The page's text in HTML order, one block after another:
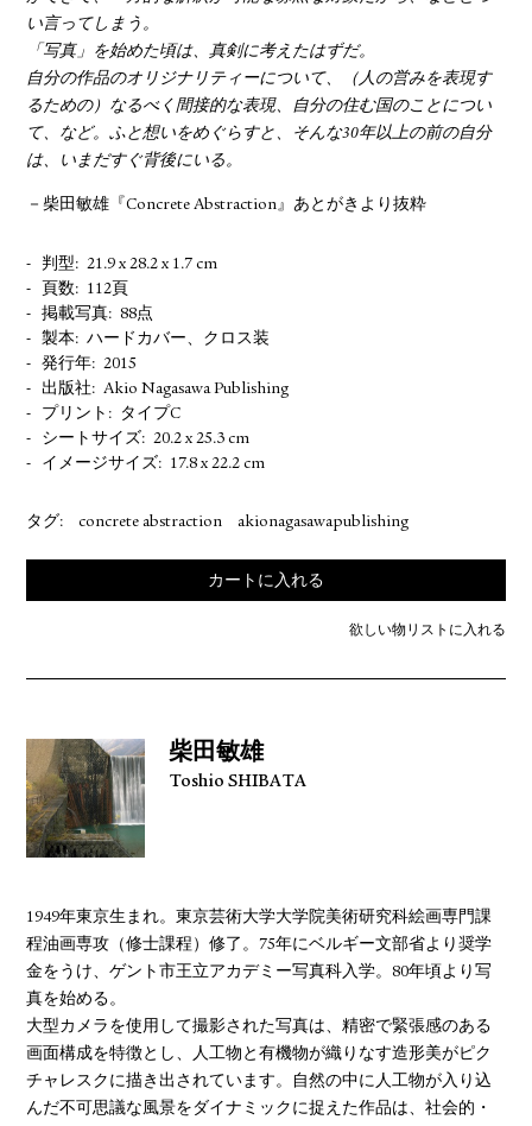
カートに入れる
欲しい物リストに入れる
い言ってしまう。
「写真」を始めた頃は、真剣に考えたはずだ。
自分の作品のオリジナリティーについて、（人の営みを表現す
るための）なるべく間接的な表現、自分の住む国のことについ
て、など。ふと想いをめぐらすと、そんな30年以上の前の自分
は、いまだすぐ背後にいる。
－柴田敏雄『Concrete Abstraction』あとがきより抜粋
判型
21.9 x 28.2 x 1.7 cm
頁数
112頁
掲載写真
88点
製本
ハードカバー、クロス装
発行年
2015
出版社
Akio Nagasawa Publishing
プリント
タイプC
シートサイズ
20.2 x 25.3 cm
イメージサイズ
17.8 x 22.2 cm
タグ: concrete abstraction akionagasawapublishing
柴田敏雄
Toshio SHIBATA
1949年東京生まれ。東京芸術大学大学院美術研究科絵画専門課
程油画専攻（修士課程）修了。75年にベルギー文部省より奨学
金をうけ、ゲント市王立アカデミー写真科入学。80年頃より写
真を始める。
大型カメラを使用して撮影された写真は、精密で緊張感のある
画面構成を特徴とし、人工物と有機物が織りなす造形美がピク
チャレスクに描き出されています。自然の中に人工物が入り込
んだ不可思議な風景をダイナミックに捉えた作品は、社会的・